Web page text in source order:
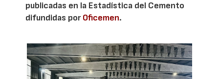
publicadas en la Estadística del Cemento
difundidas porOficemen.